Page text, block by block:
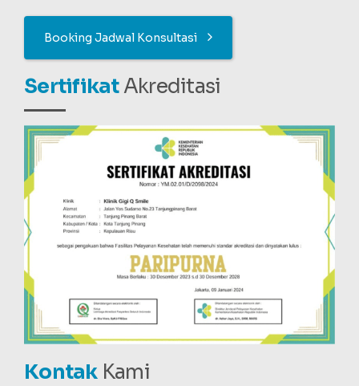
Booking Jadwal Konsultasi
SertifikatAkreditasi
KontakKami